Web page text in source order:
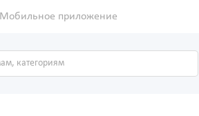
Мобильное приложение